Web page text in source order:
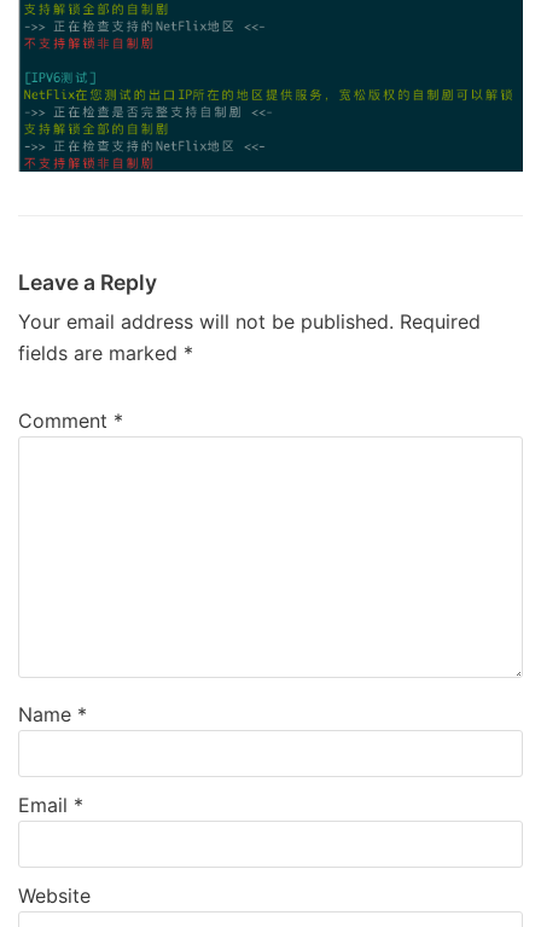
Leave a Reply
Your email address will not be published. Required
fields are marked *
Comment *
Name *
Email *
Website